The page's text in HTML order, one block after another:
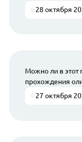
28 октября
Можно ли в этот
прохождения
27 октября